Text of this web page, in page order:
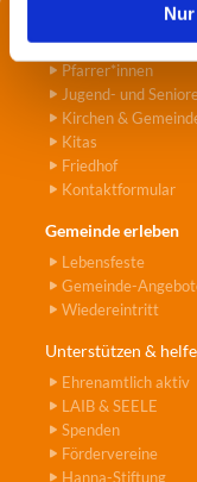
Die Küsterei
Pfarrer*innen
Jugend- und
Kirchen &
Kitas
Friedhof
Kontaktformular
Gemeinde erleben
Lebensfeste
Gemeinde-
Wiedereintritt
Unterstützen &
Ehrenamtlich aktiv
LAIB & SEELE
Spenden
Fördervereine
Hanna-Stiftung